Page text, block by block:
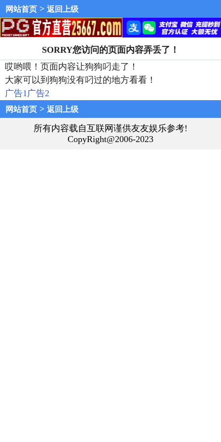
网站首页 > 返回上级
SORRY您访问的页面内容弄丢了！
哎哟喂！页面内容让狗狗叼走了！
大家可以到狗狗没有叼过的地方看看！
广告1广告2
网站首页 > 返回上级
所有内容载自互联网谨供友友娱乐参考!
CopyRight@2006-2023